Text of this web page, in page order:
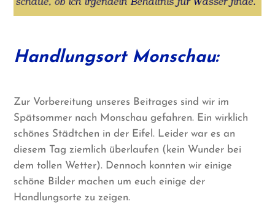
Handlungsort Monschau:
Zur Vorbereitung unseres Beitrages sind wir im
Spätsommer nach Monschau gefahren. Ein wirklich
schönes Städtchen in der Eifel. Leider war es an
diesem Tag ziemlich überlaufen (kein Wunder bei
dem tollen Wetter). Dennoch konnten wir einige
schöne Bilder machen um euch einige der
Handlungsorte zu zeigen.